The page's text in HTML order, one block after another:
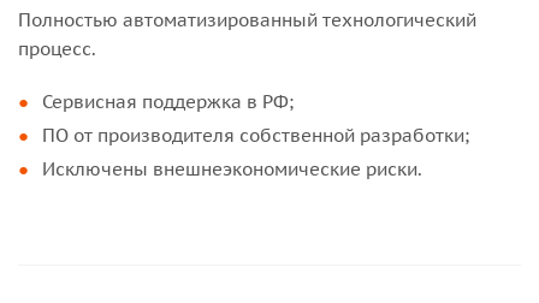
Полностью автоматизированный технологический
процесс.
Сервисная поддержка в РФ;
ПО от производителя собственной разработки;
Исключены внешнеэкономические риски.